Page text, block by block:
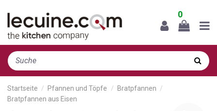
0
Startseite Pfannen und Töpfe
Bratpfannen
Bratpfannen aus Eisen